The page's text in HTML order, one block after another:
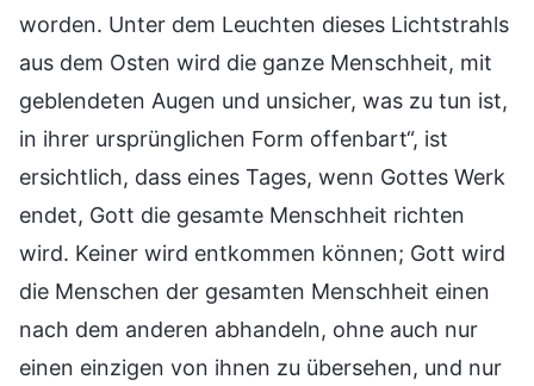
worden. Unter dem Leuchten dieses Lichtstrahls
aus dem Osten wird die ganze Menschheit, mit
geblendeten Augen und unsicher, was zu tun ist,
in ihrer ursprünglichen Form offenbart“, ist
ersichtlich, dass eines Tages, wenn Gottes Werk
endet, Gott die gesamte Menschheit richten
wird. Keiner wird entkommen können; Gott wird
die Menschen der gesamten Menschheit einen
nach dem anderen abhandeln, ohne auch nur
einen einzigen von ihnen zu übersehen, und nur